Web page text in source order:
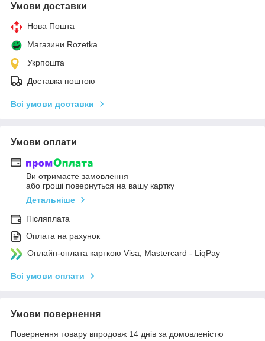
Умови доставки
Нова Пошта
Магазини Rozetka
Укрпошта
Доставка поштою
Всі умови доставки
Умови оплати
Ви отримаєте замовлення
або гроші повернуться на вашу картку
Детальніше
Післяплата
Оплата на рахунок
Онлайн-оплата карткою Visa, Mastercard - LiqPay
Всі умови оплати
Умови повернення
Повернення товару впродовж 14 днів за домовленістю